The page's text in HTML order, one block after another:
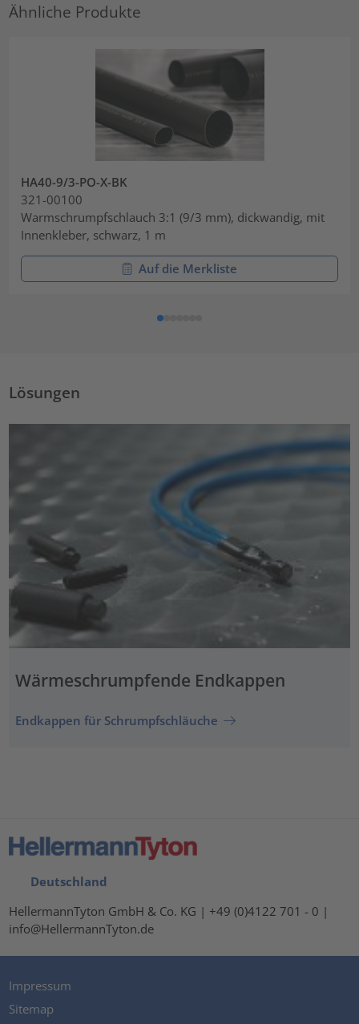
Ähnliche Produkte
HA40-9/3-PO-X-BK
321-00100
Warmschrumpfschlauch 3:1 (9/3 mm), dickwandig, mit
Innenkleber, schwarz, 1 m
Auf die Merkliste
Lösungen
Wärmeschrumpfende Endkappen
Endkappen für Schrumpfschläuche
Deutschland
HellermannTyton GmbH & Co. KG | +49 (0)4122 701 - 0 |
info@HellermannTyton.de
Impressum
Sitemap